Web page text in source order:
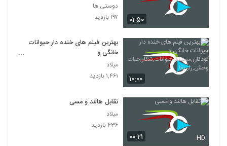
۰۱:۵۰
دوستی ها
۱۹۷ بازدید
۱۰:۰۰
بهترین فیلم های خنده دار حیوانات
خانگی و
کودکان,مستند,حیوانات,شکار,حیات
وحش,راز بقا
میلاد
۱,۴۶۱ بازدید
۰۰:۲۱ HD
تقابل هالند و مسی
میلاد
۴۳۶ بازدید